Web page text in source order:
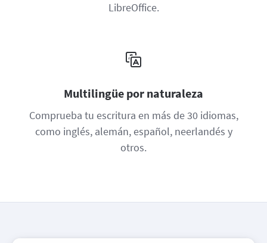
LibreOffice.
Multilingüe por naturaleza
Comprueba tu escritura en más de 30 idiomas,
como inglés, alemán, español, neerlandés y
otros.